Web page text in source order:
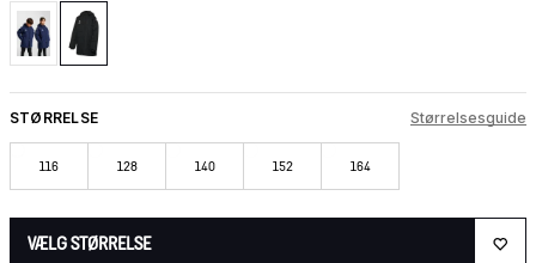
STØRRELSE Størrelsesguide
116 128 140 152 164
VÆLG STØRRELSE